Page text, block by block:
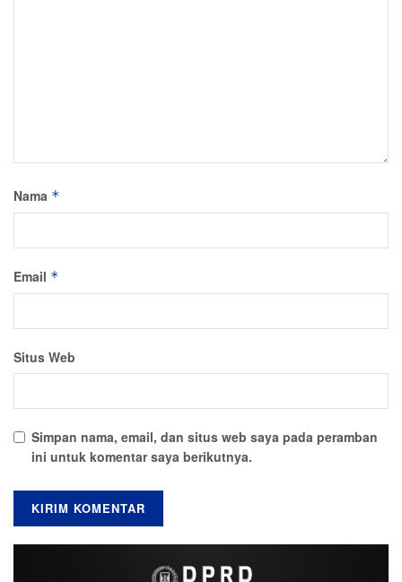
Nama *
Email *
Situs Web
Simpan nama, email, dan situs web saya pada peramban
ini untuk komentar saya berikutnya.